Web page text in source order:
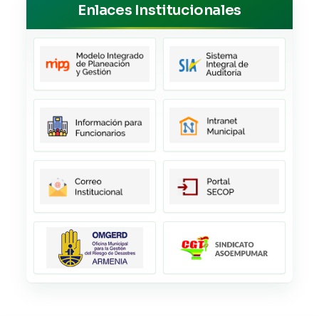
Enlaces Institucionales